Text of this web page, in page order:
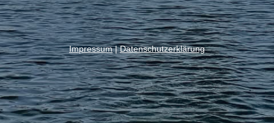
Impressum|Datenschutzerklärung